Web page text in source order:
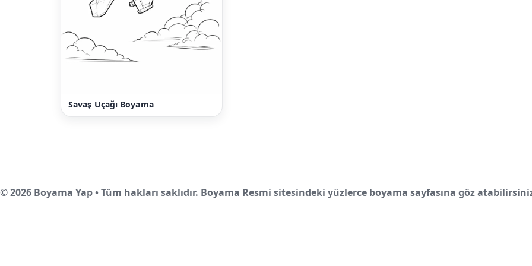
Savaş Uçağı Boyama
© 2026 Boyama Yap • Tüm hakları saklıdır. Boyama Resmi sitesindeki yüzlerce boyama sayfasına göz